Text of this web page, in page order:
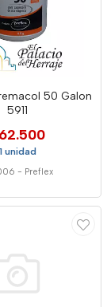
50 Galon
5911
1 unidad
- Preflex